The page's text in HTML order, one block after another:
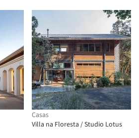
Casas
Villa na Floresta / Studio Lotus